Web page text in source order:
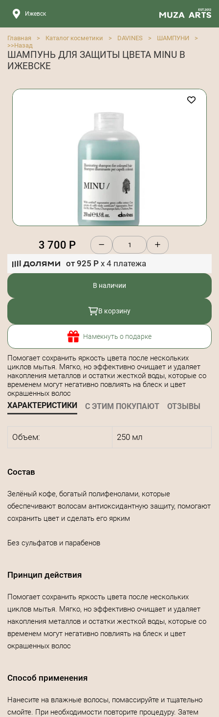
Ижевск
Главная > Каталог косметики > DAVINES > ШАМПУНИ
>
>>Назад
ШАМПУНЬ ДЛЯ ЗАЩИТЫ ЦВЕТА MINU В
ИЖЕВСКЕ
3 700 Р
от 925 Р x 4 платежа
В наличии
В корзину
Намекнуть о подарке
Помогает сохранить яркость цвета после нескольких
циклов мытья. Мягко, но эффективно очищает и удаляет
накопления металлов и остатки жесткой воды, которые со
временем могут негативно повлиять на блеск и цвет
окрашенных волос
ХАРАКТЕРИСТИКИ С ЭТИМ ПОКУПАЮТ ОТЗЫВЫ
Объем: 250 мл
Состав
Зелёный кофе, богатый полифенолами, которые
обеспечивают волосам антиоксидантную защиту, помогают
сохранить цвет и сделать его ярким
Без сульфатов и парабенов
Принцип действия
Помогает сохранить яркость цвета после нескольких
циклов мытья. Мягко, но эффективно очищает и удаляет
накопления металлов и остатки жесткой воды, которые со
временем могут негативно повлиять на блеск и цвет
окрашенных волос
Способ применения
Нанесите на влажные волосы, помассируйте и тщательно
смойте. При необходимости повторите процедуру. Затем